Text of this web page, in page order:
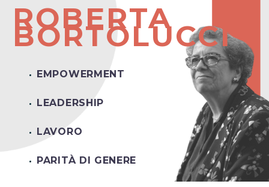
ROBERTA
BORTOLUCCI
EMPOWERMENT
LEADERSHIP
LAVORO
PARITÀ DI GENERE